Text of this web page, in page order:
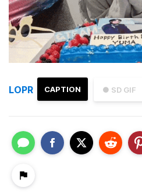
● SD GIF
CAPTION
LOPR